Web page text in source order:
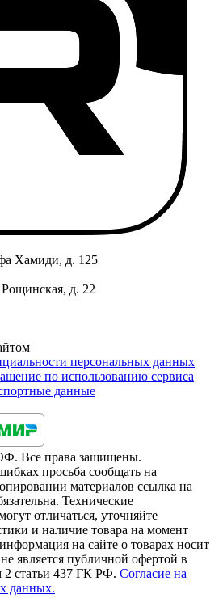
Хамиди, д. 125
д. 22
персональных данных
по использованию сервиса
данные
Все права защищены.
просьба сообщать на
материалов ссылка на
Технические
отличаться, уточняйте
и наличие товара на момент
на сайте о товарах носит
является публичной офертой в
2 статьи 437 ГК РФ. Согласие на
данных.